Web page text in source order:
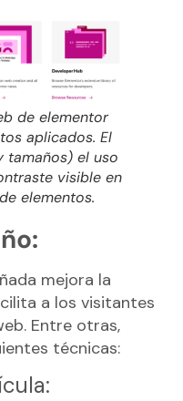
de elementor
aplicados. El
el uso
visible en
elementos.
mejora la
a los visitantes
Entre otras,
técnicas: